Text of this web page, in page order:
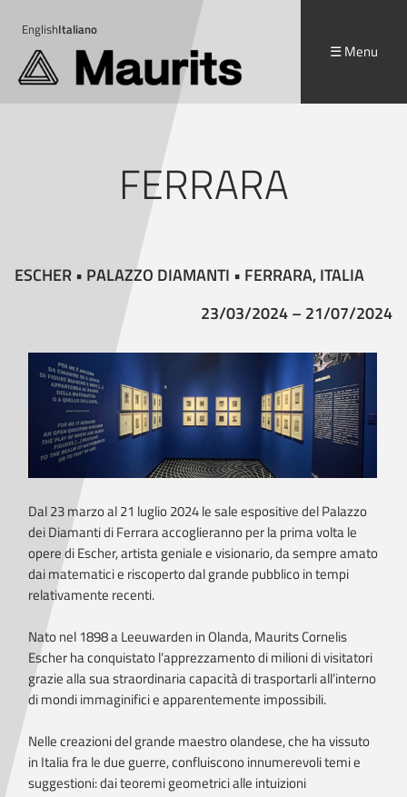
EnglishItaliano
☰ Menu
FERRARA
ESCHER • PALAZZO DIAMANTI • FERRARA, ITALIA
23/03/2024 – 21/07/2024
Dal 23 marzo al 21 luglio 2024 le sale espositive del Palazzo
dei Diamanti di Ferrara accoglieranno per la prima volta le
opere di Escher, artista geniale e visionario, da sempre amato
dai matematici e riscoperto dal grande pubblico in tempi
relativamente recenti.
Nato nel 1898 a Leeuwarden in Olanda, Maurits Cornelis
Escher ha conquistato l’apprezzamento di milioni di visitatori
grazie alla sua straordinaria capacità di trasportarli all’interno
di mondi immaginifici e apparentemente impossibili.
Nelle creazioni del grande maestro olandese, che ha vissuto
in Italia fra le due guerre, confluiscono innumerevoli temi e
suggestioni: dai teoremi geometrici alle intuizioni